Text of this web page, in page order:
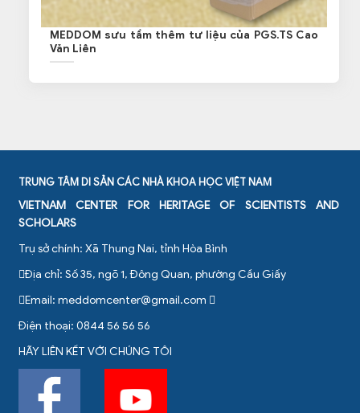
MEDDOM sưu tầm thêm tư liệu của PGS.TS Cao
Văn Liên
TRUNG TÂM DI SẢN CÁC NHÀ KHOA HỌC VIỆT NAM
VIETNAM CENTER FOR HERITAGE OF SCIENTISTS AND
SCHOLARS
Trụ sở chính: Xã Thung Nai, tỉnh Hòa Bình
Địa chỉ: Số 35, ngõ 1, Đông Quan, phường Cầu Giấy
Email: meddomcenter@gmail.com
Điện thoại: 0844 56 56 56
HÃY LIÊN KẾT VỚI CHÚNG TÔI